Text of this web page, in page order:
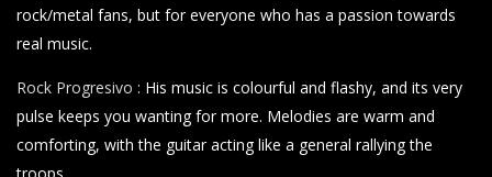
rock/metal fans, but for everyone who has a passion towards
real music.
Rock Progresivo : His music is colourful and flashy, and its very
pulse keeps you wanting for more. Melodies are warm and
comforting, with the guitar acting like a general rallying the